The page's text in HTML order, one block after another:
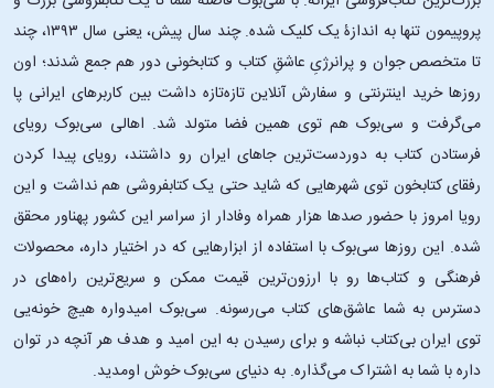
پروپیمون تنها به اندازۀ یک کلیک شده. چند سال پیش، یعنی سال ۱۳۹۳، چند
تا متخصص جوان و پرانرژیِ عاشقِ کتاب و کتابخونی دور هم جمع شدند؛ اون‌
روزها خرید اینترنتی و سفارش آنلاین تازه‌تازه داشت بین کاربرهای ایرانی پا
می‌گرفت و سی‌بوک هم توی همین فضا متولد شد. اهالی سی‌بوک رویای
فرستادن کتاب به دوردست‌ترین جاهای ایران رو داشتند، رویای پیدا کردن
رفقای کتابخون توی شهرهایی که شاید حتی یک کتابفروشی هم نداشت و این
رویا امروز با حضور صدها هزار همراه وفادار از سراسر این کشور پهناور محقق
شده. این ‌روزها سی‌بوک با استفاده از ابزارهایی که در اختیار داره، محصولات
فرهنگی و کتاب‌ها رو با ارزون‌ترین قیمت ممکن و سریع‌ترین راه‌های در
دسترس به شما عاشق‌های کتاب می‌رسونه. سی‌بوک امیدواره هیچ خونه‌یی
توی ایران بی‌کتاب نباشه و برای رسیدن به این امید و هدف هر آنچه در توان
داره با شما به اشتراک می‌گذاره. به دنیای سی‌بوک خوش اومدید.